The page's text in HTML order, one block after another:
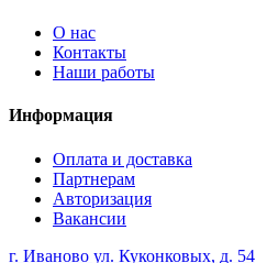
О нас
Контакты
Наши работы
Информация
Оплата и доставка
Партнерам
Авторизация
Вакансии
г. Иваново ул. Куконковых, д. 54